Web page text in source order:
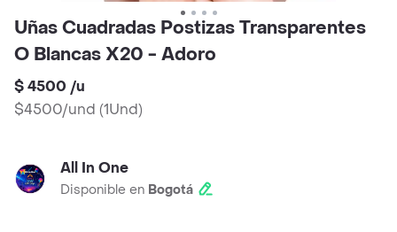
Uñas Cuadradas Postizas Transparentes
O Blancas X20 - Adoro
$ 4500 /u
$4500/und (1Und)
All In One
Disponible en Bogotá